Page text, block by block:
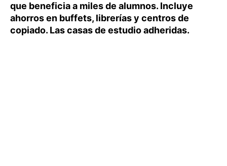
que beneficia a miles de alumnos. Incluye
ahorros en buffets, librerías y centros de
copiado. Las casas de estudio adheridas.